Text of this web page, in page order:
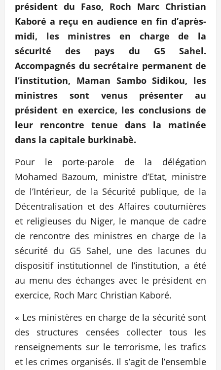
président du Faso, Roch Marc Christian
Kaboré a reçu en audience en fin d’après-
midi, les ministres en charge de la
sécurité des pays du G5 Sahel.
Accompagnés du secrétaire permanent de
l’institution, Maman Sambo Sidikou, les
ministres sont venus présenter au
président en exercice, les conclusions de
leur rencontre tenue dans la matinée
dans la capitale burkinabè.
Pour le porte-parole de la délégation
Mohamed Bazoum, ministre d’Etat, ministre
de l’Intérieur, de la Sécurité publique, de la
Décentralisation et des Affaires coutumières
et religieuses du Niger, le manque de cadre
de rencontre des ministres en charge de la
sécurité du G5 Sahel, une des lacunes du
dispositif institutionnel de l’institution, a été
au menu des échanges avec le président en
exercice, Roch Marc Christian Kaboré.
« Les ministères en charge de la sécurité sont
des structures censées collecter tous les
renseignements sur le terrorisme, les trafics
et les crimes organisés. Il s’agit de l’ensemble